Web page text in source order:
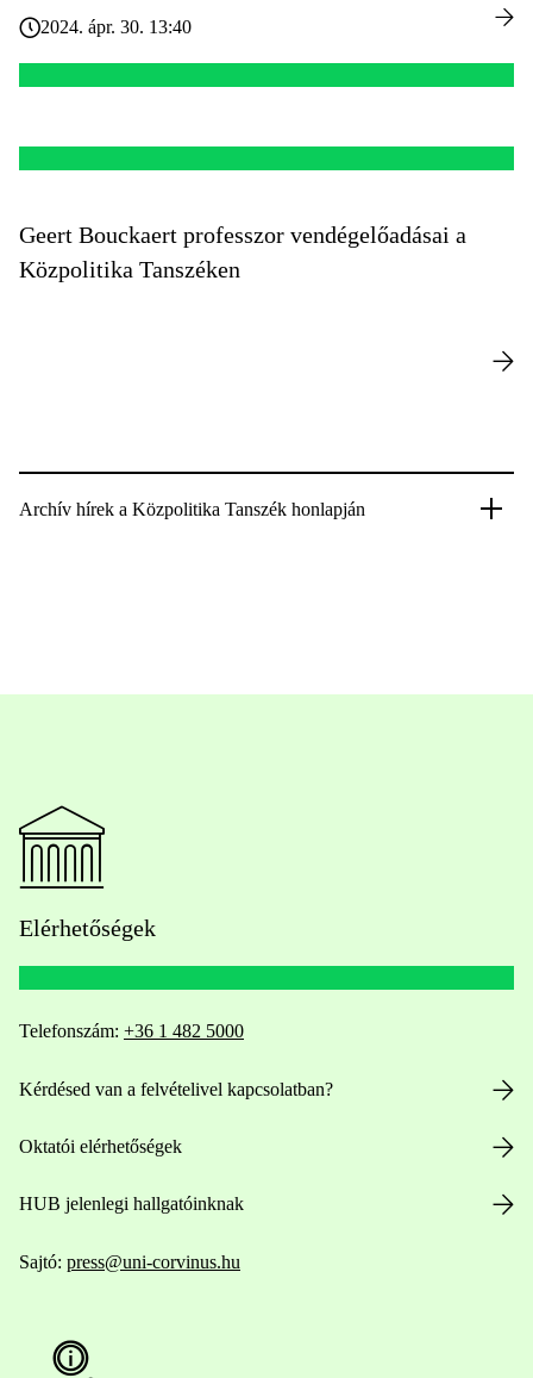
2024. ápr. 30. 13:40
Geert Bouckaert professzor vendégelőadásai a
Közpolitika Tanszéken
Archív hírek a Közpolitika Tanszék honlapján
Elérhetőségek
Telefonszám: +36 1 482 5000
Kérdésed van a felvételivel kapcsolatban?
Oktatói elérhetőségek
HUB jelenlegi hallgatóinknak
Sajtó: press@uni-corvinus.hu